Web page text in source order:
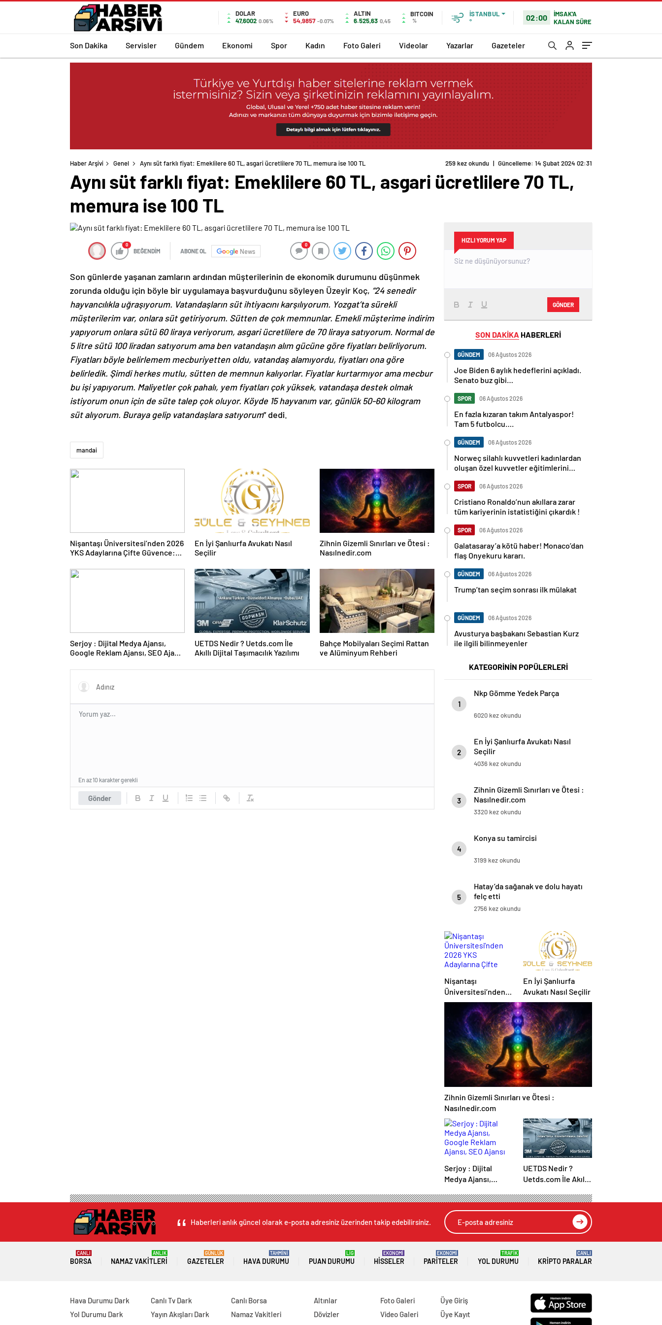
DOLAR
47,6002 0.06%
EURO
54,9857 -0.07%
ALTIN
6.525,63 0,45
BITCOIN
%
İSTANBUL
°
02:00
İMSAK'A
KALAN SÜRE
Son Dakika Servisler Gündem Ekonomi Spor Kadın Foto Galeri Videolar Yazarlar Gazeteler
Haber Arşivi Genel Aynı süt farklı fiyat: Emeklilere 60 TL, asgari ücretlilere 70 TL, memura ise 100 TL 259 kez okundu | Güncelleme: 14 Şubat 2024 02:31
Aynı süt farklı fiyat: Emeklilere 60 TL, asgari ücretlilere 70 TL,
memura ise 100 TL
0
BEĞENDİM ABONE OL News
0
Son günlerde yaşanan zamların ardından müşterilerinin de ekonomik durumunu düşünmek
zorunda olduğu için böyle bir uygulamaya başvurduğunu söyleyen Üzeyir Koç, “24 senedir
hayvancılıkla uğraşıyorum. Vatandaşların süt ihtiyacını karşılıyorum. Yozgat’ta sürekli
müşterilerim var, onlara süt getiriyorum. Sütten de çok memnunlar. Emekli müşterime indirim
yapıyorum onlara sütü 60 liraya veriyorum, asgari ücretlilere de 70 liraya satıyorum. Normal de
5 litre sütü 100 liradan satıyorum ama ben vatandaşın alım gücüne göre fiyatları belirliyorum.
Fiyatları böyle belirlemem mecburiyetten oldu, vatandaş alamıyordu, fiyatları ona göre
belirledik. Şimdi herkes mutlu, sütten de memnun kalıyorlar. Fiyatlar kurtarmıyor ama mecbur
bu işi yapıyorum. Maliyetler çok pahalı, yem fiyatları çok yüksek, vatandaşa destek olmak
istiyorum onun için de süte talep çok oluyor. Köyde 15 hayvanım var, günlük 50-60 kilogram
süt alıyorum. Buraya gelip vatandaşlara satıyorum” dedi.
mandai
Nişantaşı Üniversitesi’nden 2026
YKS Adaylarına Çifte Güvence:
En İyi Şanlıurfa Avukatı Nasıl
Seçilir
Zihnin Gizemli Sınırları ve Ötesi :
Nasılnedir.com
Serjoy : Dijital Medya Ajansı,
Google Reklam Ajansı, SEO Ajansı
UETDS Nedir ? Uetds.com İle
Akıllı Dijital Taşımacılık Yazılımı
Bahçe Mobilyaları Seçimi Rattan
ve Alüminyum Rehberi
Gönder
En az 10 karakter gerekli
HIZLI YORUM YAP
GÖNDER
SON DAKİKA HABERLERİ
GÜNDEM 06 Ağustos 2026
Joe Biden 6 aylık hedeflerini açıkladı.
Senato buz gibi…
SPOR 06 Ağustos 2026
En fazla kızaran takım Antalyaspor!
Tam 5 futbolcu….
GÜNDEM 06 Ağustos 2026
Norweç silahlı kuvvetleri kadınlardan
oluşan özel kuvvetler eğitimlerini
SPOR 06 Ağustos 2026
Cristiano Ronaldo’nun akıllara zarar
tüm kariyerinin istatistiğini çıkardık !
SPOR 06 Ağustos 2026
Galatasaray’a kötü haber! Monaco’dan
flaş Onyekuru kararı.
GÜNDEM 06 Ağustos 2026
Trump’tan seçim sonrası ilk mülakat
GÜNDEM 06 Ağustos 2026
Avusturya başbakanı Sebastian Kurz
ile ilgili bilinmeyenler
KATEGORİNİN POPÜLERLERİ
1
Nkp Gömme Yedek Parça
6020 kez okundu
2
En İyi Şanlıurfa Avukatı Nasıl
Seçilir
4036 kez okundu
3
Zihnin Gizemli Sınırları ve Ötesi :
Nasılnedir.com
3320 kez okundu
4
Konya su tamircisi
3199 kez okundu
5
Hatay’da sağanak ve dolu hayatı
felç etti
2756 kez okundu
Nişantaşı
Üniversitesi’nden
2026 YKS
Adaylarına Çifte
Güvence: Sabit
Ücret ve Kesintisiz
Burs
En İyi Şanlıurfa
Avukatı Nasıl Seçilir
Zihnin Gizemli Sınırları ve Ötesi :
Nasılnedir.com
Serjoy : Dijital
Medya Ajansı,
Ajansı, SEO Ajansı
ve Web Tasarım
Ajansı
UETDS Nedir ?
Uetds.com İle Akıllı
Yazılımı
Haberleri anlık güncel olarak e-posta adresiniz üzerinden takip edebilirsiniz.
BORSA
CANLI
NAMAZ VAKITLERI
ANLIK
GAZETELER
GÜNLÜK
HAVA DURUMU
TAHMİNİ
PUAN DURUMU
LİG
HISSELER
EKONOMİ
PARITELER
EKONOMİ
YOL DURUMU
TRAFİK
KRIPTO PARALAR
CANLI
Hava Durumu Dark
Yol Durumu Dark
Canlı Tv Dark
Yayın Akışları Dark
Canlı Borsa
Namaz Vakitleri
Altınlar
Dövizler
Foto Galeri
Video Galeri
Üye Giriş
Üye Kayıt